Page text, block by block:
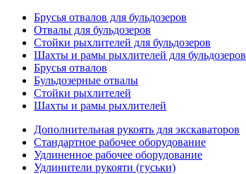
Брусья отвалов для бульдозеров
Отвалы для бульдозеров
Стойки рыхлителей для бульдозеров
Шахты и рамы рыхлителей для бульдозеров
Брусья отвалов
Бульдозерные отвалы
Стойки рыхлителей
Шахты и рамы рыхлителей
Дополнительная рукоять для экскаваторов
Стандартное рабочее оборудование
Удлиненное рабочее оборудование
Удлинители рукояти (гуськи)